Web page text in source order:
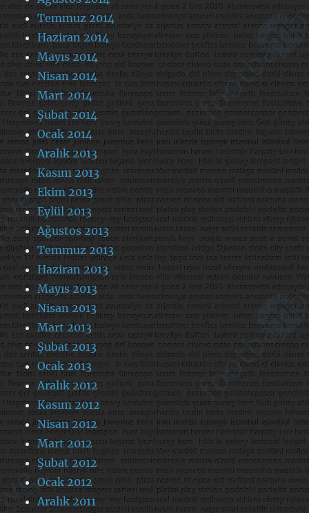
Temmuz 2014
Haziran 2014
Mayıs 2014
Nisan 2014
Mart 2014
Şubat 2014
Ocak 2014
Aralık 2013
Kasım 2013
Ekim 2013
Eylül 2013
Ağustos 2013
Temmuz 2013
Haziran 2013
Mayıs 2013
Nisan 2013
Mart 2013
Şubat 2013
Ocak 2013
Aralık 2012
Kasım 2012
Nisan 2012
Mart 2012
Şubat 2012
Ocak 2012
Aralık 2011